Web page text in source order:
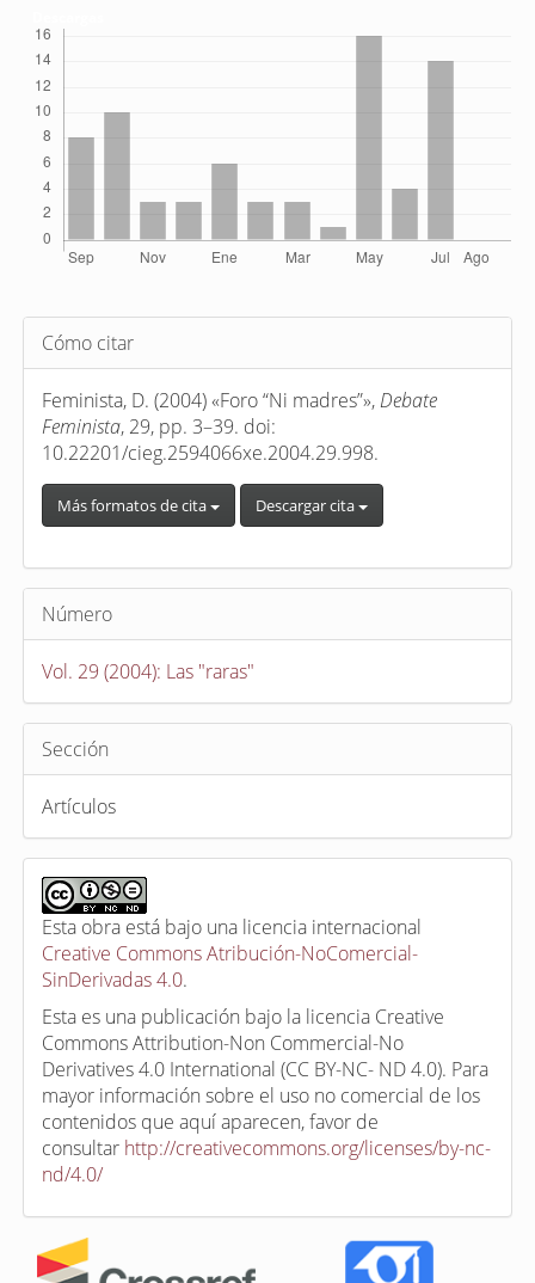
Detalles
del
artículo
Cómo citar
Feminista, D. (2004) «Foro “Ni madres”», Debate
Feminista, 29, pp. 3–39. doi:
10.22201/cieg.2594066xe.2004.29.998.
Más formatos de cita Descargar cita
Número
Vol. 29 (2004): Las "raras"
Sección
Artículos
Esta obra está bajo una licencia internacional
Creative Commons Atribución-NoComercial-
SinDerivadas 4.0.
Esta es una publicación bajo la licencia Creative
Commons Attribution-Non Commercial-No
Derivatives 4.0 International (CC BY-NC- ND 4.0). Para
mayor información sobre el uso no comercial de los
contenidos que aquí aparecen, favor de
consultar http://creativecommons.org/licenses/by-nc-
nd/4.0/